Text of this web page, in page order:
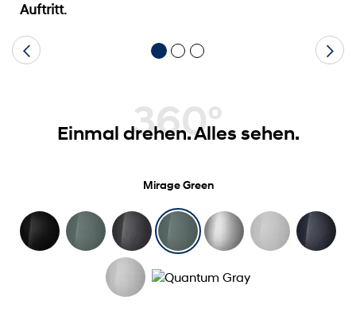
Auftritt.
360°
Einmal drehen. Alles sehen.
Mirage Green